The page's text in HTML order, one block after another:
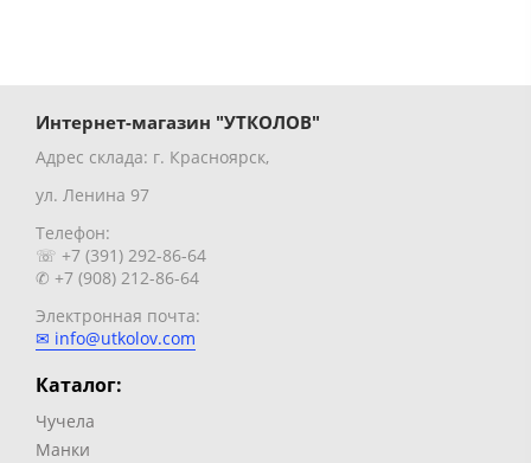
Интернет-магазин "УТКОЛОВ"
Адрес склада: г. Красноярск,
ул. Ленина 97
Телефон:
☏ +7 (391) 292-86-64
✆ +7 (908) 212-86-64
Электронная почта:
✉ info@utkolov.com
Каталог:
Чучела
Манки